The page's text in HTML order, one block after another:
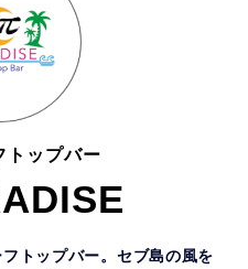
トップバー
トップバー。セブ島の風を